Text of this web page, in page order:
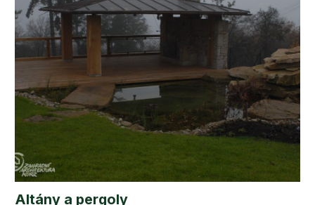
Altány a pergoly